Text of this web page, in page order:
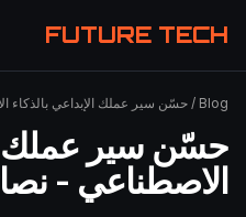
FUTURE TECH
Blog
/ حسّن سير عملك الإبداعي بالذكاء
حسّن سير عملك
الاصطناعي -